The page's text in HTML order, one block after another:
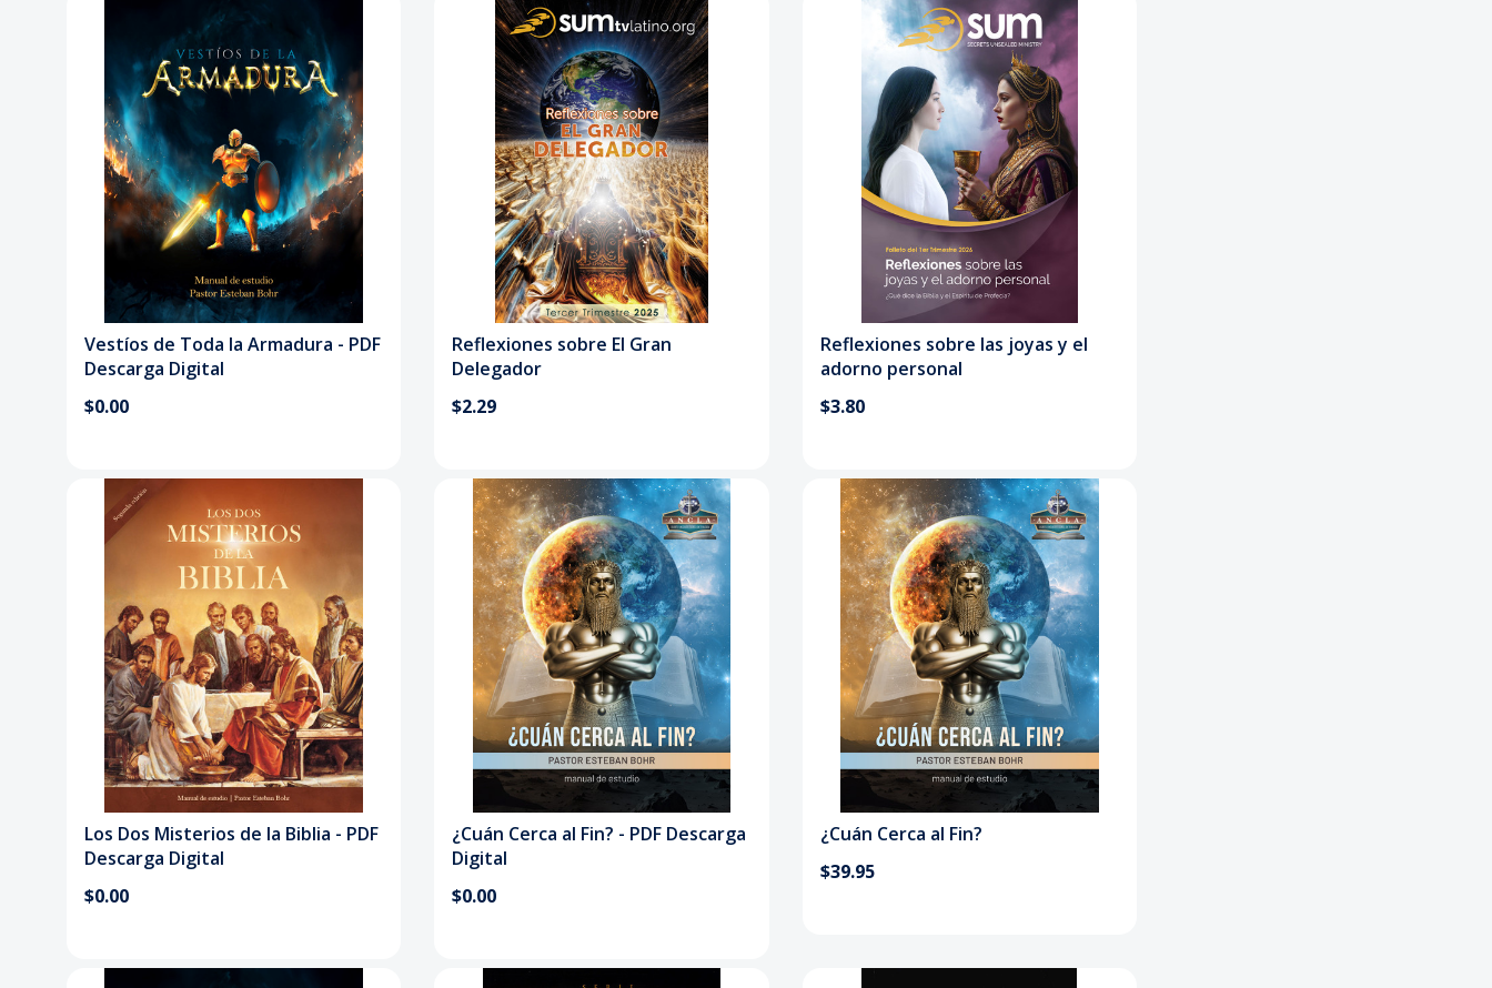
Vestíos de Toda la Armadura - PDF
Descarga Digital
$0.00
Reflexiones sobre El Gran
Delegador
$2.29
Reflexiones sobre las joyas y el
adorno personal
$3.80
Los Dos Misterios de la Biblia - PDF
Descarga Digital
$0.00
¿Cuán Cerca al Fin? - PDF Descarga
Digital
$0.00
¿Cuán Cerca al Fin?
$39.95